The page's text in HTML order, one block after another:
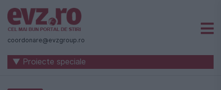
Știri
naționale
internaționale
coordonare@evzgroup.ro
▼ Proiecte speciale